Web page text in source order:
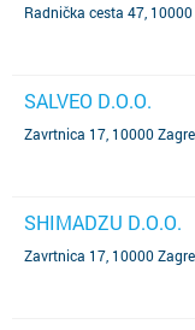
Radnička cesta 47,
SALVEO D.O.O.
Zavrtnica 17, 10000
SHIMADZU D.O.O.
Zavrtnica 17, 10000